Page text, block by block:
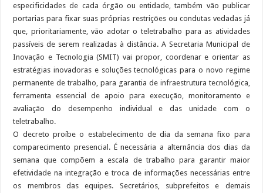
especificidades de cada órgão ou entidade, também vão publicar
portarias para fixar suas próprias restrições ou condutas vedadas já
que, prioritariamente, vão adotar o teletrabalho para as atividades
passíveis de serem realizadas à distância. A Secretaria Municipal de
Inovação e Tecnologia (SMIT) vai propor, coordenar e orientar as
estratégias inovadoras e soluções tecnológicas para o novo regime
permanente de trabalho, para garantia de infraestrutura tecnológica,
ferramenta essencial de apoio para execução, monitoramento e
avaliação do desempenho individual e das unidade com o
teletrabalho.
O decreto proíbe o estabelecimento de dia da semana fixo para
comparecimento presencial. É necessária a alternância dos dias da
semana que compõem a escala de trabalho para garantir maior
efetividade na integração e troca de informações necessárias entre
os membros das equipes. Secretários, subprefeitos e demais